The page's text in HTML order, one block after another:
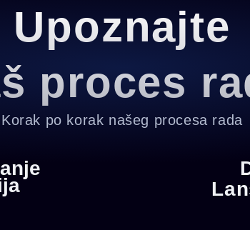
Upoznajte
proces
Korak po korak našeg procesa rada